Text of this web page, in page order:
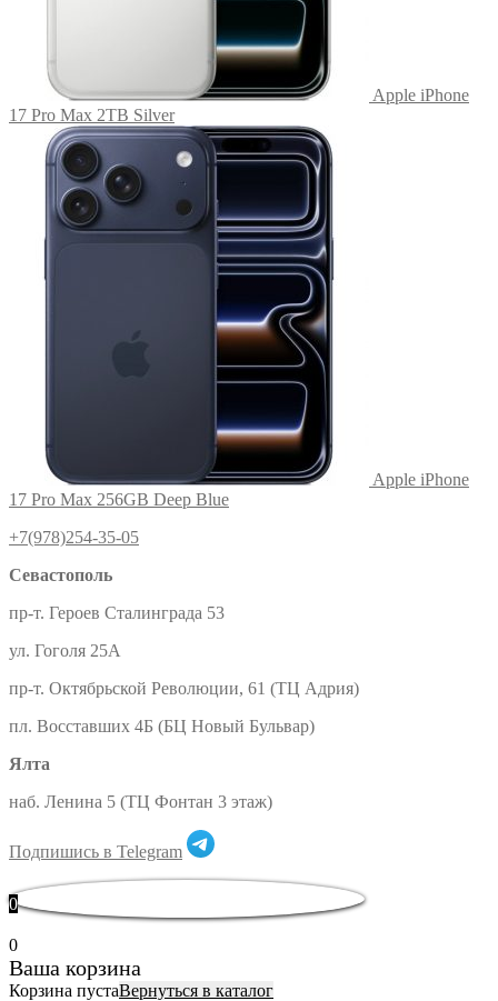
Apple iPhone
17 Pro Max 2TB Silver
Apple iPhone
17 Pro Max 256GB Deep Blue
+7(978)254-35-05
Севастополь
пр-т. Героев Сталинграда 53
ул. Гоголя 25А
пр-т. Октябрьской Революции, 61 (ТЦ Адрия)
пл. Восставших 4Б (БЦ Новый Бульвар)
Ялта
наб. Ленина 5 (ТЦ Фонтан 3 этаж)
Подпишись в Telegram
0
0
Ваша корзина
Корзина пустаВернуться в каталог